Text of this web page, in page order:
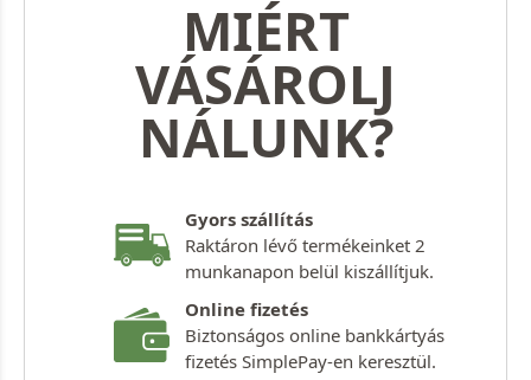
MIÉRT
VÁSÁROLJ
NÁLUNK?
Gyors szállítás
Raktáron lévő termékeinket 2
munkanapon belül kiszállítjuk.
Online fizetés
Biztonságos online bankkártyás
fizetés SimplePay-en keresztül.